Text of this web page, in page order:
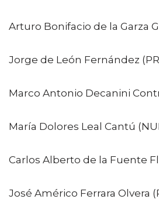
Arturo Bonifacio de la Garza
Jorge de León Fernández
Marco Antonio Decanini
María Dolores Leal Cantú
Carlos Alberto de la Fuente
José Américo Ferrara Olvera